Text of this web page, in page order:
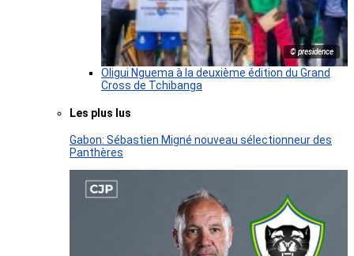
© presidence
Oligui Nguema à la deuxième édition du Grand
Cross de Tchibanga
Les plus lus
Gabon: Sébastien Migné nouveau sélectionneur des
Panthères